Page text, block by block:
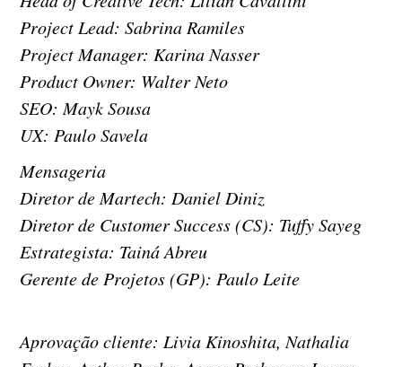
Project Lead: Sabrina Ramiles
Project Manager: Karina Nasser
Product Owner: Walter Neto
SEO: Mayk Sousa
UX: Paulo Savela
Mensageria
Diretor de Martech: Daniel Diniz
Diretor de Customer Success (CS): Tuffy Sayeg
Estrategista: Tainá Abreu
Gerente de Projetos (GP): Paulo Leite
Aprovação cliente: Livia Kinoshita, Nathalia